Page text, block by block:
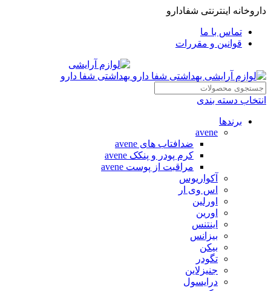
داروخانه اینترنتی شفادارو
تماس با ما
قوانین و مقررات
انتخاب دسته بندی
برندها
avene
ضدافتاب های avene
کرم پودر و پنکک avene
مراقبت از پوست avene
آکواریوس
اس وی ار
اورلین
اورین
اینتنس
بیزانس
بیکن
تگودر
جنیزلاین
درایسول